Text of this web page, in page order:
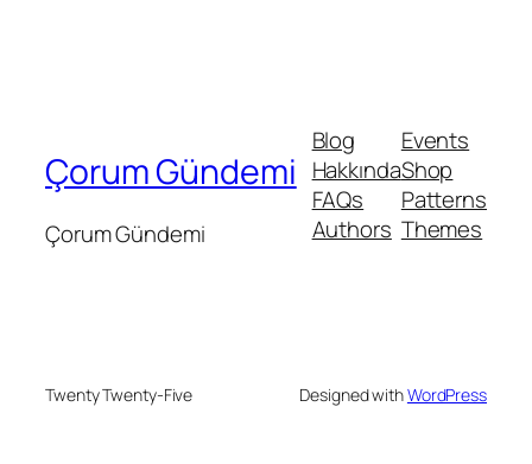
Çorum Gündemi
Çorum Gündemi
Blog
Hakkında
FAQs
Authors
Events
Shop
Patterns
Themes
Twenty Twenty-Five Designed withWordPress